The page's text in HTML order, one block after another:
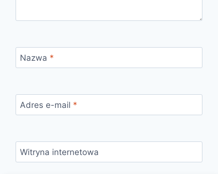
Nazwa *
Adres e-mail *
Witryna internetowa